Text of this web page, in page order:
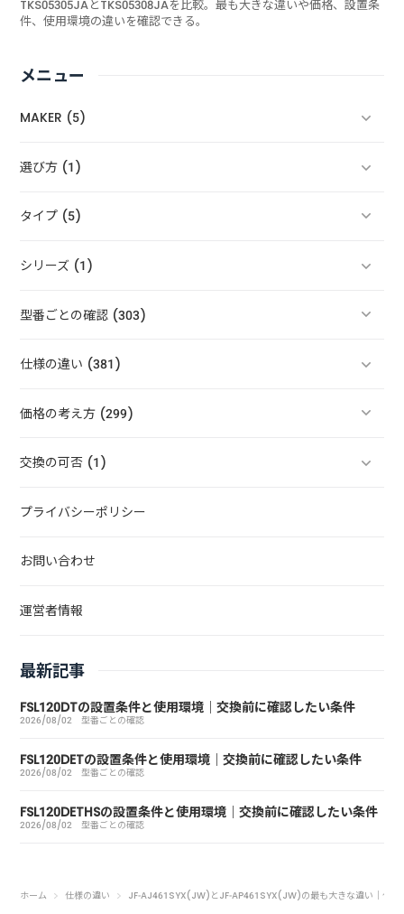
TKS05305JAとTKS05308JAを比較。最も大きな違いや価格、設置条
件、使用環境の違いを確認できる。
メニュー
MAKER (5)
選び方 (1)
タイプ (5)
シリーズ (1)
型番ごとの確認 (303)
仕様の違い (381)
価格の考え方 (299)
交換の可否 (1)
プライバシーポリシー
お問い合わせ
運営者情報
最新記事
FSL120DTの設置条件と使用環境｜交換前に確認したい条件
2026/08/02 型番ごとの確認
FSL120DETの設置条件と使用環境｜交換前に確認したい条件
2026/08/02 型番ごとの確認
FSL120DETHSの設置条件と使用環境｜交換前に確認したい条件
2026/08/02 型番ごとの確認
ホーム 仕様の違い JF-AJ461SYX(JW)とJF-AP461SYX(JW)の最も大きな違い｜仕様